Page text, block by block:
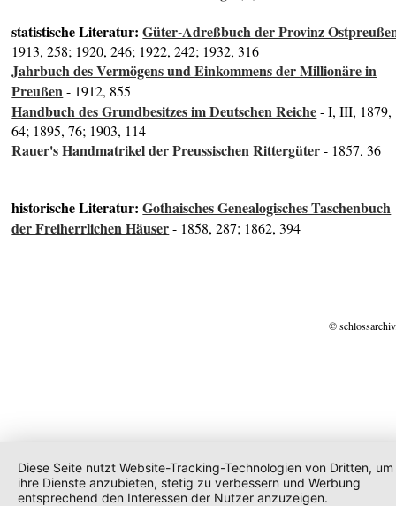
statistische Literatur:Güter-Adreßbuch der Provinz
1913, 258; 1920, 246; 1922, 242; 1932, 316
Jahrbuch des Vermögens und Einkommens der Millionäre in
Preußen- 1912, 855
Handbuch des Grundbesitzes im Deutschen Reiche- I, III, 1879,
64; 1895, 76; 1903, 114
Rauer's Handmatrikel der Preussischen Rittergüter- 1857, 36
historische Literatur:Gothaisches Genealogisches Taschenbuch
der Freiherrlichen Häuser- 1858, 287; 1862, 394
©
Diese Seite nutzt Website-Tracking-Technologien von Dritten, um
ihre Dienste anzubieten, stetig zu verbessern und Werbung
entsprechend den Interessen der Nutzer anzuzeigen.